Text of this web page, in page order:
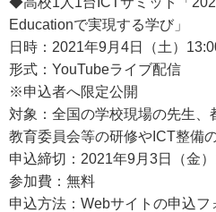
Educationで実現する学び」
日時：2021年9月4日（土）
形式：YouTubeライブ配信
※申込者へ限定公開
対象：全国の学校現場の先生
教育委員会等の研修やICT整備
申込締切：2021年9月3日（金
参加費：無料
申込方法：Webサイトの申込フ